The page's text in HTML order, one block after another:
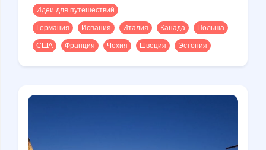
Идеи для путешествий
Германия
Испания Италия Канада
Польша
США
Франция Чехия Швеция Эстония